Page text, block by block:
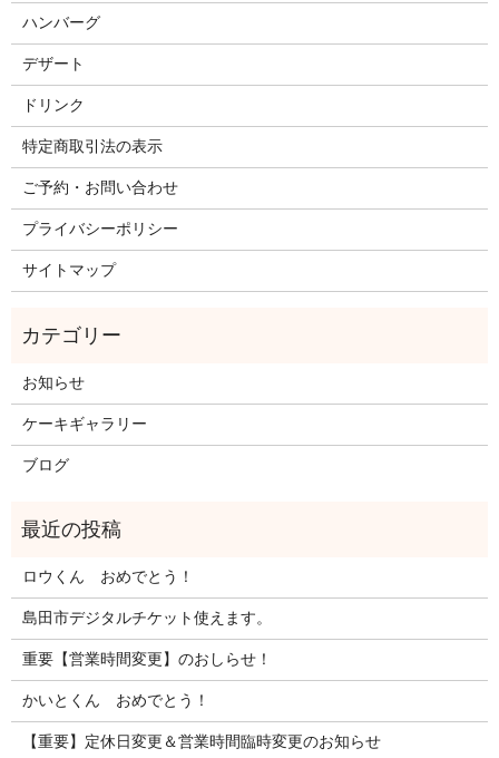
ハンバーグ
デザート
ドリンク
特定商取引法の表示
ご予約・お問い合わせ
プライバシーポリシー
サイトマップ
お知らせ
ケーキギャラリー
ブログ
ロウくん おめでとう！
島田市デジタルチケット使えます。
重要【営業時間変更】のおしらせ！
かいとくん おめでとう！
【重要】定休日変更＆営業時間臨時変更のお知らせ